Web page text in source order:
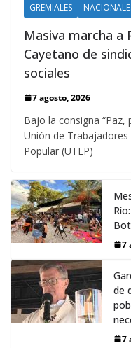
GREMIALES
Masiva marcha a
Cayetano de
sociales
7 agosto, 2026
Bajo la consigna
Unión de
Popular (UTEP)
7
de
7